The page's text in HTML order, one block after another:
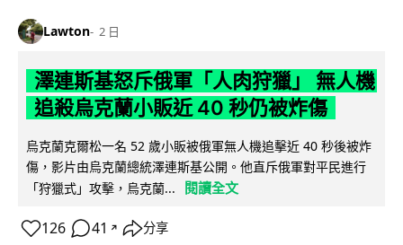
Lawton 2 日
澤連斯基怒斥俄軍「人肉狩獵」 無人機
追殺烏克蘭小販近 40 秒仍被炸傷
烏克蘭克爾松一名 52 歲小販被俄軍無人機追擊近 40 秒後被炸
傷，影片由烏克蘭總統澤連斯基公開。他直斥俄軍對平民進行
「狩獵式」攻擊，烏克蘭...
閱讀全文
126 41 ↗ 分享